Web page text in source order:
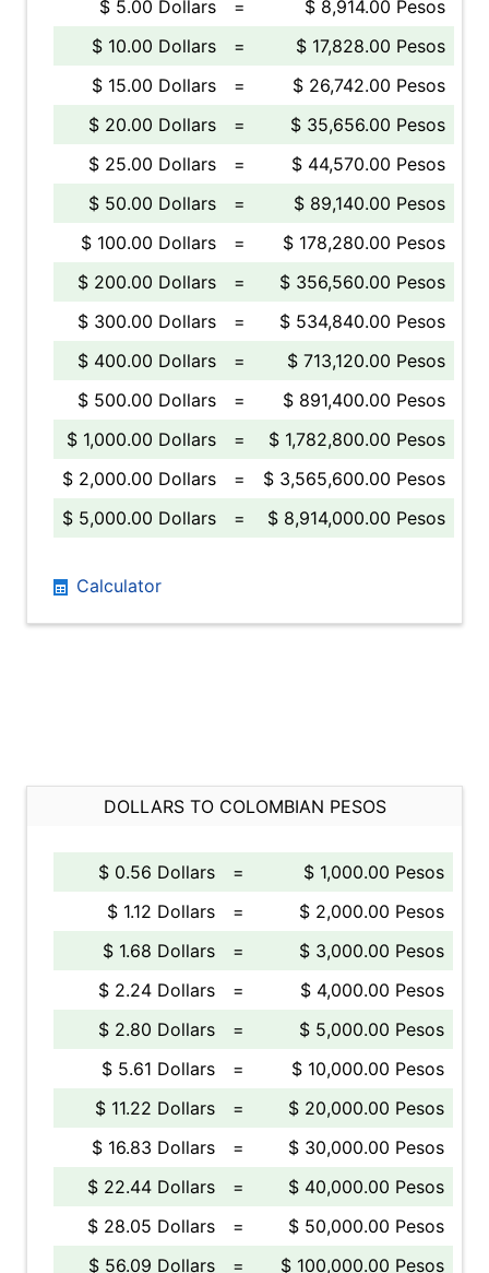
$ 5.00 Dollars
=
$ 8,914.00 Pesos
$ 10.00 Dollars
=
$ 17,828.00 Pesos
$ 15.00 Dollars
=
$ 26,742.00 Pesos
$ 20.00 Dollars
=
$ 35,656.00 Pesos
$ 25.00 Dollars
=
$ 44,570.00 Pesos
$ 50.00 Dollars
=
$ 89,140.00 Pesos
$ 100.00 Dollars
=
$ 178,280.00 Pesos
$ 200.00 Dollars
=
$ 356,560.00 Pesos
$ 300.00 Dollars
=
$ 534,840.00 Pesos
$ 400.00 Dollars
=
$ 713,120.00 Pesos
$ 500.00 Dollars
=
$ 891,400.00 Pesos
$ 1,000.00 Dollars
=
$ 1,782,800.00 Pesos
$ 2,000.00 Dollars
=
$ 3,565,600.00 Pesos
$ 5,000.00 Dollars
= $ 8,914,000.00 Pesos
Calculator
DOLLARS TO COLOMBIAN PESOS
$ 0.56 Dollars =
$ 1,000.00 Pesos
$ 1.12 Dollars
=
$ 2,000.00 Pesos
$ 1.68 Dollars
=
$ 3,000.00 Pesos
$ 2.24 Dollars
=
$ 4,000.00 Pesos
$ 2.80 Dollars
=
$ 5,000.00 Pesos
$ 5.61 Dollars
=
$ 10,000.00 Pesos
$ 11.22 Dollars
=
$ 20,000.00 Pesos
$ 16.83 Dollars
=
$ 30,000.00 Pesos
$ 22.44 Dollars
=
$ 40,000.00 Pesos
$ 28.05 Dollars
=
$ 50,000.00 Pesos
$ 56.09 Dollars
= $ 100,000.00 Pesos